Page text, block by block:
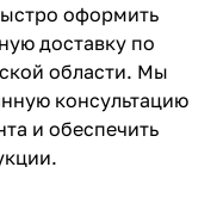
оформить
доставку по
области. Мы
консультацию
и обеспечить